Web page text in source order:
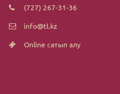
(727) 267-31-36
info@tl.kz
Online сатып алу